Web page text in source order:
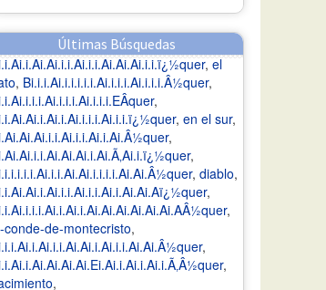
Últimas Búsquedas
, el
, Bi.i.i.Ai.i.i.i.i.i.Ai.i.i.i.Ai.i.i.i.Â½quer,
,
, en el sur,
,
,
, diablo,
,
,
conde-de-montecristo,
,
,
,